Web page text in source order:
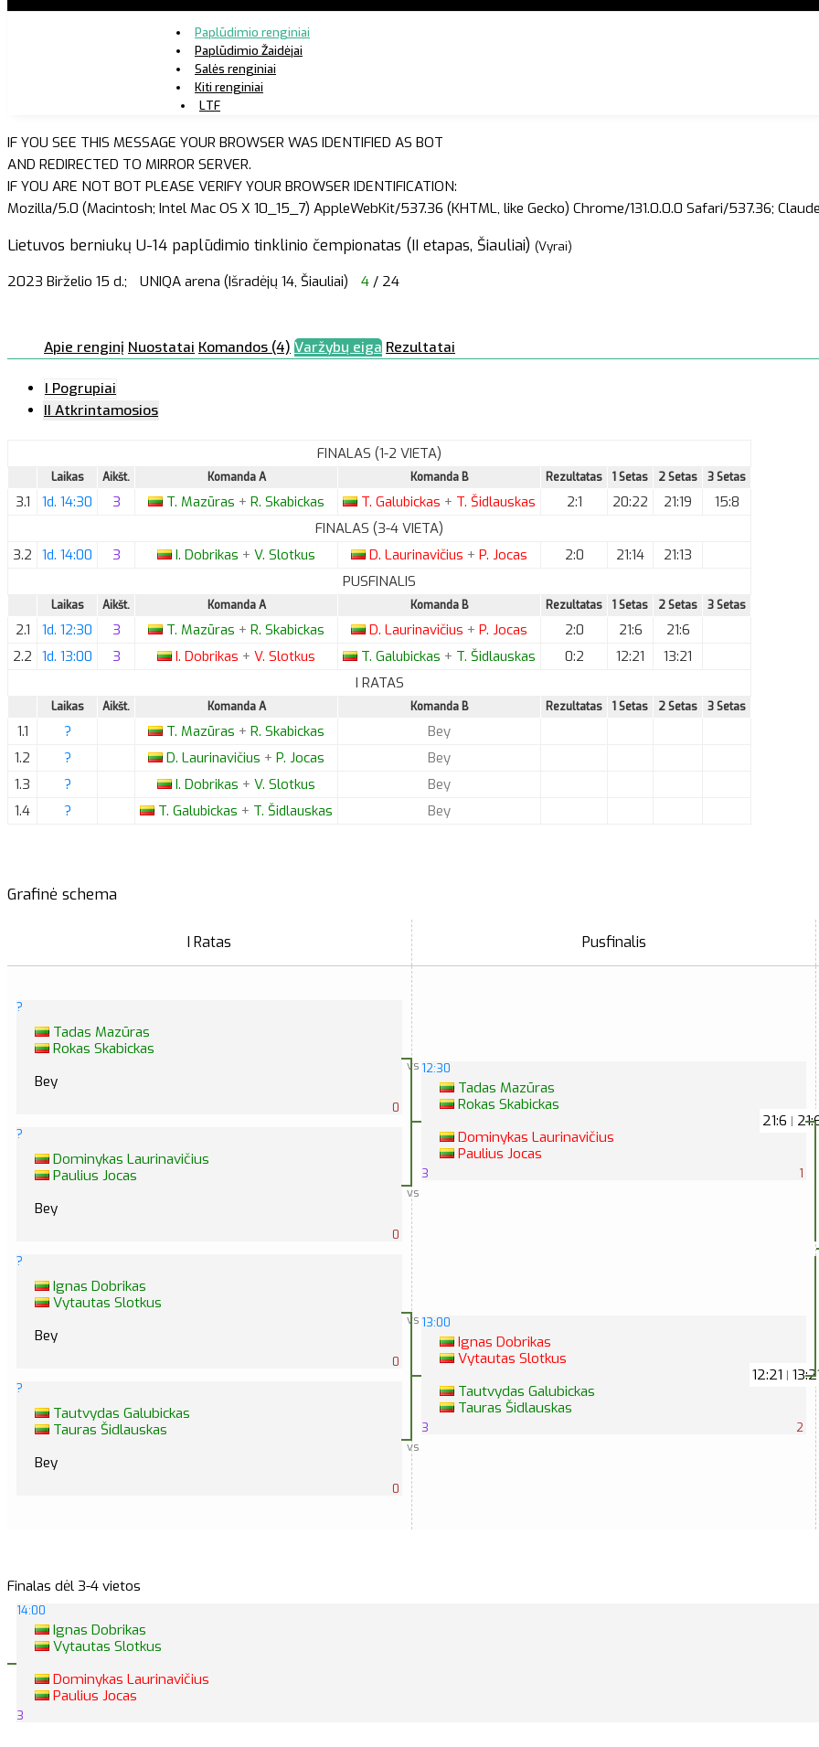
Paplūdimio renginiai
Paplūdimio Žaidėjai
Salės renginiai
Kiti renginiai
LTF
IF YOU SEE THIS MESSAGE YOUR BROWSER WAS IDENTIFIED AS BOT
AND REDIRECTED TO MIRROR SERVER.
IF YOU ARE NOT BOT PLEASE VERIFY YOUR BROWSER IDENTIFICATION:
Mozilla/5.0 (Macintosh; Intel Mac OS X 10_15_7) AppleWebKit/537.36 (KHTML, like Gecko) Chrome/131.0.0.0 Safari/537.36;
Lietuvos berniukų U-14 paplūdimio tinklinio čempionatas (II etapas, Šiauliai) (Vyrai)
2023 Birželio 15 d.; UNIQA arena (Išradėjų 14, Šiauliai) 4 / 24
Apie renginį Nuostatai Komandos (4) Varžybų eiga Rezultatai
I Pogrupiai
II Atkrintamosios
FINALAS (1-2 VIETA)
Laikas Aikšt. Komanda A Komanda B Rezultatas 1 Setas 2 Setas 3 Setas
3.1 1d. 14:30 3 T. Mazūras + R. Skabickas T. Galubickas + T. Šidlauskas 2:1 20:22 21:19
15:8
FINALAS (3-4 VIETA)
3.2 1d. 14:00 3 I. Dobrikas + V. Slotkus D. Laurinavičius + P. Jocas 2:0 21:14
21:13
PUSFINALIS
Laikas Aikšt. Komanda A Komanda B Rezultatas 1 Setas 2 Setas 3 Setas
2.1 1d. 12:30 3 T. Mazūras + R. Skabickas D. Laurinavičius + P. Jocas 2:0 21:6
21:6
2.2 1d. 13:00 3 I. Dobrikas + V. Slotkus T. Galubickas + T. Šidlauskas 0:2 12:21
13:21
I RATAS
Laikas Aikšt. Komanda A Komanda B Rezultatas 1 Setas 2 Setas 3 Setas
1.1 ? T. Mazūras + R. Skabickas
Bey
1.2
? D. Laurinavičius + P. Jocas
Bey
1.3
? I. Dobrikas + V. Slotkus
Bey
1.4
? T. Galubickas + T. Šidlauskas Bey
Grafinė schema
I Ratas Pusfinalis
?
Tadas Mazūras
Rokas Skabickas
vs
Bey
0
?
Dominykas Laurinavičius
Paulius Jocas
vs
Bey
0
?
Ignas Dobrikas
Vytautas Slotkus
vs
Bey
0
?
Tautvydas Galubickas
Tauras Šidlauskas
vs
Bey
0
12:30
Tadas Mazūras
Rokas Skabickas
21:6 |
Dominykas Laurinavičius
Paulius Jocas
3 1
13:00
Ignas Dobrikas
Vytautas Slotkus
12:21 |
Tautvydas Galubickas
Tauras Šidlauskas
3 2
Finalas dėl 3-4 vietos
14:00
Ignas Dobrikas
Vytautas Slotkus
Dominykas Laurinavičius
Paulius Jocas
3